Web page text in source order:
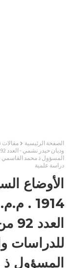
الصفحة الرئيسية مقالات
دراسة علمية
1914
للدراسات
المسؤول